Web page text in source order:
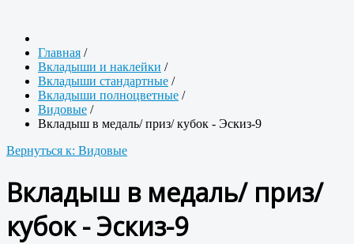
Главная /
Вкладыши и наклейки /
Вкладыши стандартные /
Вкладыши полноцветные /
Видовые /
Вкладыш в медаль/ приз/ кубок - Эскиз-9
Вернуться к: Видовые
Вкладыш в медаль/ приз/
кубок - Эскиз-9